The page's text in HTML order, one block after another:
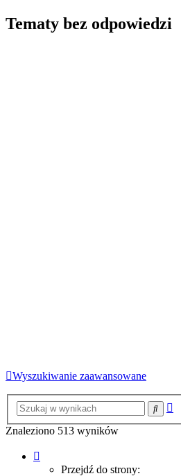
Tematy bez odpowiedzi
Wyszukiwanie zaawansowane
Szukaj
Znaleziono 513 wyników
Przejdź do strony: